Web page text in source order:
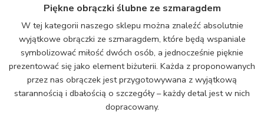
Piękne obrączki ślubne ze szmaragdem
W tej kategorii naszego sklepu można znaleźć absolutnie
wyjątkowe obrączki ze szmaragdem, które będą wspaniale
symbolizować miłość dwóch osób, a jednocześnie pięknie
prezentować się jako element biżuterii. Każda z proponowanych
przez nas obrączek jest przygotowywana z wyjątkową
starannością i dbałością o szczegóły – każdy detal jest w nich
dopracowany.